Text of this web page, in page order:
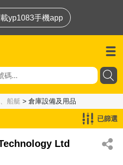
yp1083手機app
船艇 > 倉庫設備及用品
已篩選
Ltd